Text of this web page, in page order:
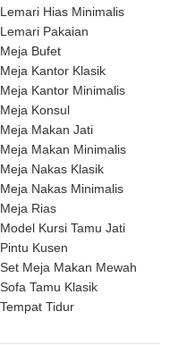
Lemari Hias Minimalis
Lemari Pakaian
Meja Bufet
Meja Kantor Klasik
Meja Kantor Minimalis
Meja Konsul
Meja Makan Jati
Meja Makan Minimalis
Meja Nakas Klasik
Meja Nakas Minimalis
Meja Rias
Model Kursi Tamu Jati
Pintu Kusen
Set Meja Makan Mewah
Sofa Tamu Klasik
Tempat Tidur